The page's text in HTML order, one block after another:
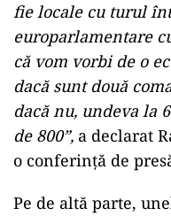
fie locale cu turul
europarlamentare
că vom vorbi de o
dacă sunt două
dacă nu, undeva la
de 800”, a declarat
o conferinţă de
Pe de altă parte,